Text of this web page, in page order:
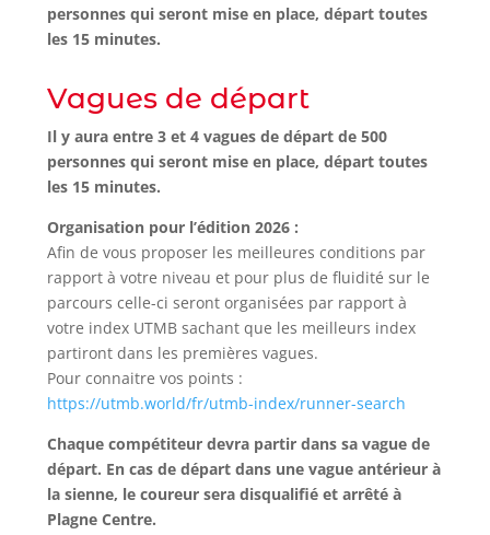
personnes qui seront mise en place, départ toutes
les 15 minutes.
Vagues de départ
Il y aura entre 3 et 4 vagues de départ de 500
personnes qui seront mise en place, départ toutes
les 15 minutes.
Organisation pour l’édition 2026 :
Afin de vous proposer les meilleures conditions par
rapport à votre niveau et pour plus de fluidité sur le
parcours celle-ci seront organisées par rapport à
votre index UTMB sachant que les meilleurs index
partiront dans les premières vagues.
Pour connaitre vos points :
https://utmb.world/fr/utmb-index/runner-search
Chaque compétiteur devra partir dans sa vague de
départ. En cas de départ dans une vague antérieur à
la sienne, le coureur sera disqualifié et arrêté à
Plagne Centre.